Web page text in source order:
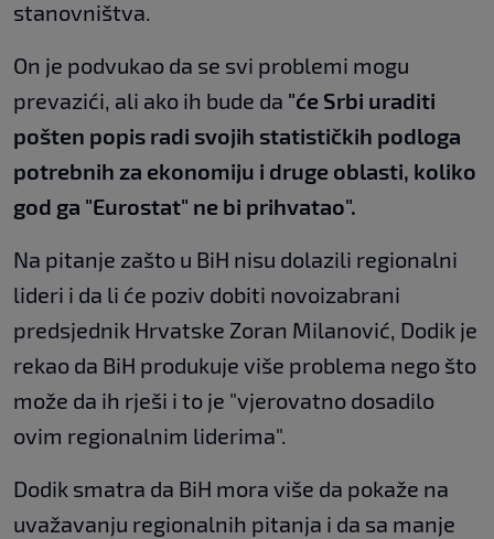
stanovništva.
On je podvukao da se svi problemi mogu
prevazići, ali ako ih bude da "će Srbi uraditi
pošten popis radi svojih statističkih podloga
potrebnih za ekonomiju i druge oblasti, koliko
god ga "Eurostat" ne bi prihvatao".
Na pitanje zašto u BiH nisu dolazili regionalni
lideri i da li će poziv dobiti novoizabrani
predsjednik Hrvatske Zoran Milanović, Dodik je
rekao da BiH produkuje više problema nego što
može da ih rješi i to je "vjerovatno dosadilo
ovim regionalnim liderima".
Dodik smatra da BiH mora više da pokaže na
uvažavanju regionalnih pitanja i da sa manje